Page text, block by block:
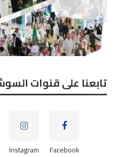
تابعنا على قنوات
Facebook
Instagram